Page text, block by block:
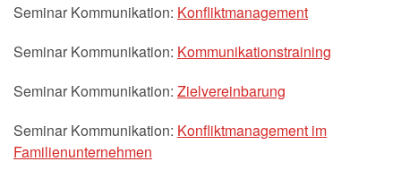
Seminar Kommunikation: Konfliktmanagement
Seminar Kommunikation: Kommunikationstraining
Seminar Kommunikation: Zielvereinbarung
Seminar Kommunikation: Konfliktmanagement im
Familienunternehmen